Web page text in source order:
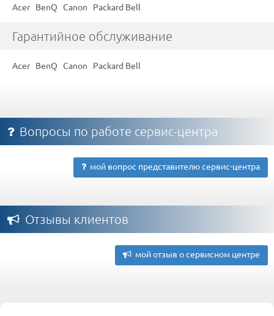
Acer BenQ Canon Packard Bell
Гарантийное обслуживание
Acer BenQ Canon Packard Bell
Вопросы по работе сервис-центра
мой вопрос представителю сервис-центра
Отзывы клиентов
мой отзыв о сервисном центре